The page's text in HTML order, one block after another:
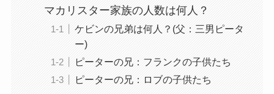
マカリスター家族の人数は何人？
ケビンの兄弟は何人？(父：三男ピータ
ー)
ピーターの兄：フランクの子供たち
ピーターの兄：ロブの子供たち